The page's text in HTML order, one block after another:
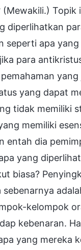
Topik
diperlihatkan
seperti apa
para
yang dapat
tidak memiliki
memiliki
entah dia
yang
biasa?
kelompok
kebenaran.
yang mereka